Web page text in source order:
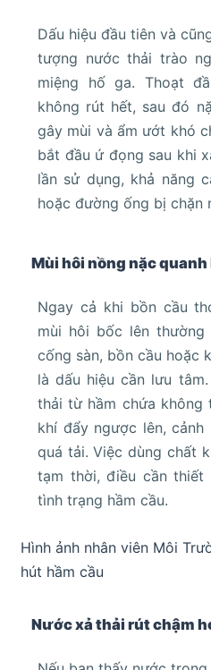
Dấu hiệu đầu tiên và
tượng nước thải trào
miệng hố ga. Thoạt
không rút hết, sau đó
gây mùi và ẩm ướt khó
bắt đầu ứ đọng sau khi
lần sử dụng, khả năng
hoặc đường ống bị chặn
Mùi hôi nồng nặc
Ngay cả khi bồn cầu
mùi hôi bốc lên
cống sàn, bồn cầu hoặc
là dấu hiệu cần lưu
thải từ hầm chứa không
khí đẩy ngược lên,
quá tải. Việc dùng chất
tạm thời, điều cần
tình trạng hầm cầu.
Hình ảnh nhân viên Môi
hút hầm cầu
Nước xả thải rút chậm